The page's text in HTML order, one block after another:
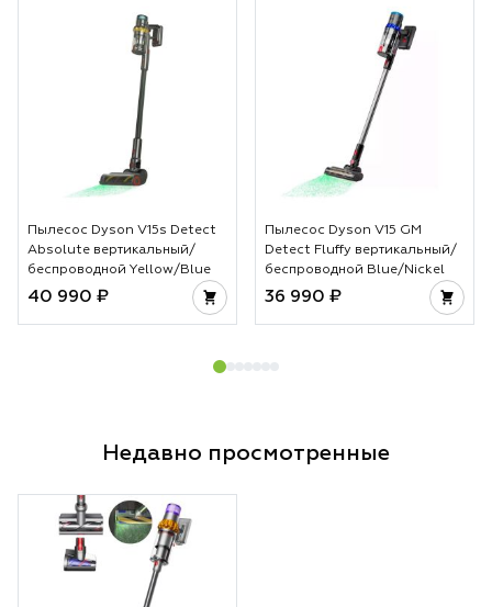
основе лежит
температуры и
особенно важно
За счет этого
аккуратной и вы
предсказуемый
достигается без
не просто
стабильности
Пылесос Dyson V15s Detect
Absolute вертикальный/
беспроводной Yellow/Blue
40 990 ₽
Пылесос Dyson V15 GM
Detect Fluffy вертикальный/
беспроводной Blue/Nickel
36 990 ₽
Недавно просмотренные